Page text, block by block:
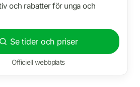
och rabatter för unga och
Se tider och priser
Officiell webbplats